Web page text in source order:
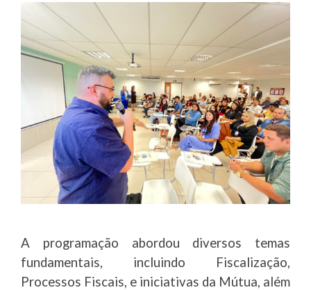
A programação abordou diversos temas
fundamentais, incluindo Fiscalização,
Processos Fiscais, e iniciativas da Mútua, além